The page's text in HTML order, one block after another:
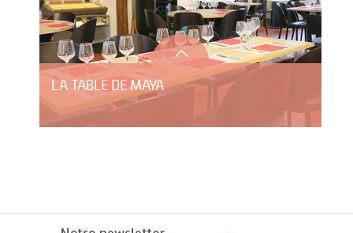
LA TABLE DE MAYA